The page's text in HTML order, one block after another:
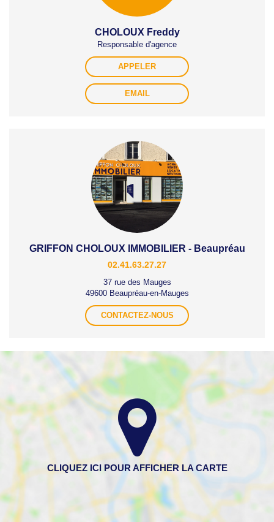
CHOLOUX Freddy
Responsable d'agence
APPELER
EMAIL
GRIFFON CHOLOUX IMMOBILIER - Beaupréau
02.41.63.27.27
37 rue des Mauges
49600 Beaupréau-en-Mauges
CONTACTEZ-NOUS